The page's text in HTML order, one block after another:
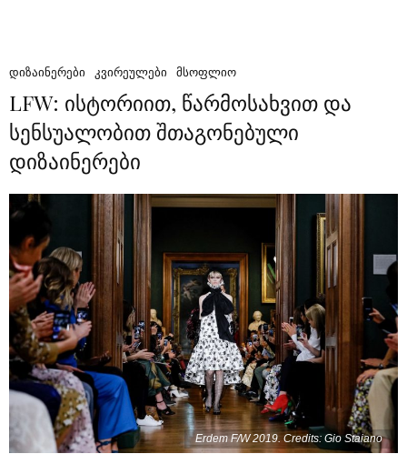
ᲓᲘᲖᲐᲘᲜᲔᲠᲔᲑᲘ ᲙᲕᲘᲠᲔᲣᲚᲔᲑᲘ ᲛᲡᲝᲤᲚᲘᲝ
LFW: ისტორიით, წარმოსახვით და
სენსუალობით შთაგონებული
დიზაინერები
Erdem F/W 2019. Credits: Gio Staiano